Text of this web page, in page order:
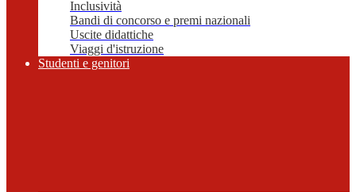
Inclusività
Bandi di concorso e premi nazionali
Uscite didattiche
Viaggi d'istruzione
Studenti e genitori